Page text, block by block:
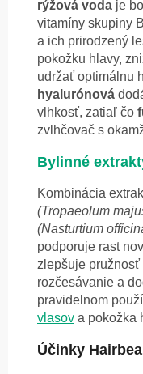
rýžová voda je
vitamíny skupiny
a ich prirodzený
pokožku hlavy,
udržať optimálnu
hyalurónová
vlhkosť, zatiaľ čo
zvlhčovač s
Bylinné
Kombinácia
(Tropaeolum
(Nasturtium
podporuje rast
zlepšuje
rozčesávanie a
pravidelnom
vlasov a pokožka
Účinky